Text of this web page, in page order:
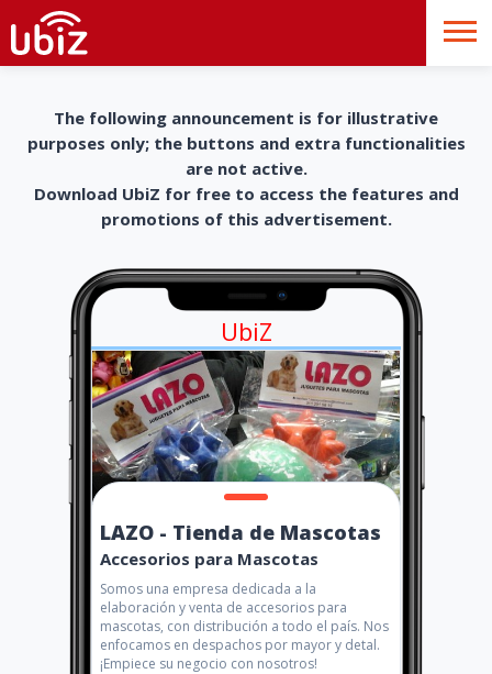
The following announcement is for illustrative
purposes only; the buttons and extra functionalities
are not active.
Download UbiZ for free to access the features and
promotions of this advertisement.
UbiZ
LAZO - Tienda de Mascotas
Accesorios para Mascotas
Somos una empresa dedicada a la
elaboración y venta de accesorios para
mascotas, con distribución a todo el país. Nos
enfocamos en despachos por mayor y detal.
¡Empiece su negocio con nosotros!